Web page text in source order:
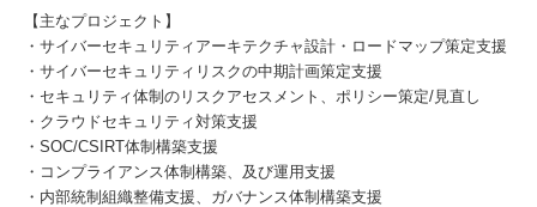
【主なプロジェクト】
・サイバーセキュリティアーキテクチャ設計・ロードマップ策定支援
・サイバーセキュリティリスクの中期計画策定支援
・セキュリティ体制のリスクアセスメント、ポリシー策定/見直し
・クラウドセキュリティ対策支援
・SOC/CSIRT体制構築支援
・コンプライアンス体制構築、及び運用支援
・内部統制組織整備支援、ガバナンス体制構築支援